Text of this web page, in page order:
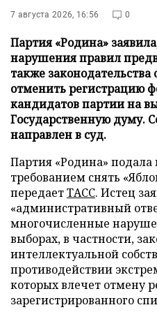
7 августа 2026, 16:56 0
Партия «Родина»
нарушения правил
также законодательства
отменить регистрацию
кандидатов партии на
Государственную думу.
направлен в суд.
Партия «Родина» подала
требованием снять
передаетТАСС. Истец
«административный
многочисленные
выборах, в частности,
интеллектуальной
противодействии
которых влечет отмену
зарегистрированного